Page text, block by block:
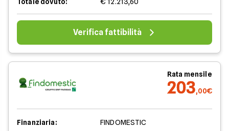
Verifica fattibilità
Rata mensile
203,00€
Finanziaria:
FINDOMESTIC